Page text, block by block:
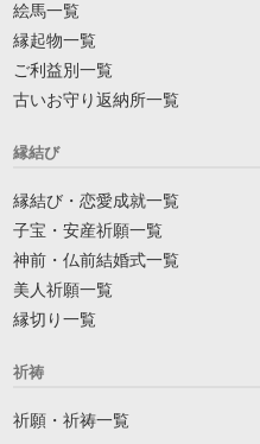
絵馬一覧
縁起物一覧
ご利益別一覧
古いお守り返納所一覧
縁結び
縁結び・恋愛成就一覧
子宝・安産祈願一覧
神前・仏前結婚式一覧
美人祈願一覧
縁切り一覧
祈祷
祈願・祈祷一覧